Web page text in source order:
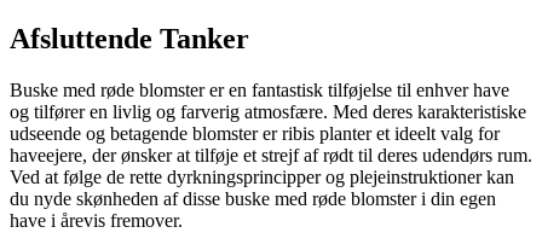
Afsluttende Tanker
Buske med røde blomster er en fantastisk tilføjelse til enhver have
og tilfører en livlig og farverig atmosfære. Med deres karakteristiske
udseende og betagende blomster er ribis planter et ideelt valg for
haveejere, der ønsker at tilføje et strejf af rødt til deres udendørs rum.
Ved at følge de rette dyrkningsprincipper og plejeinstruktioner kan
du nyde skønheden af disse buske med røde blomster i din egen
have i årevis fremover.